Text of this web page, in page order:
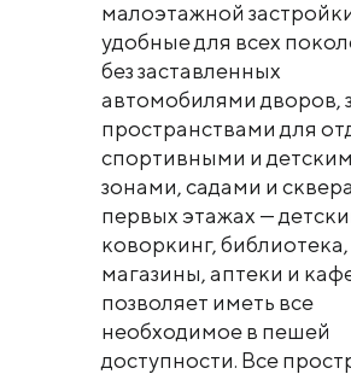
малоэтажной
удобные для всех
без заставленных
автомобилями дворов,
пространствами для
спортивными и
зонами, садами и
первых этажах —
коворкинг, библиотека,
магазины, аптеки и
позволяет иметь все
необходимое в пешей
доступности. Все